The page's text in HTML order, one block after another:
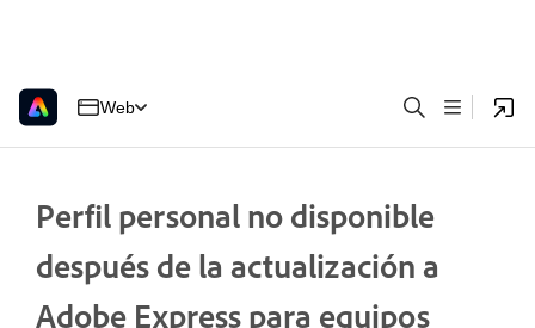
Web
Perfil personal no disponible
después de la actualización a
Adobe Express para equipos